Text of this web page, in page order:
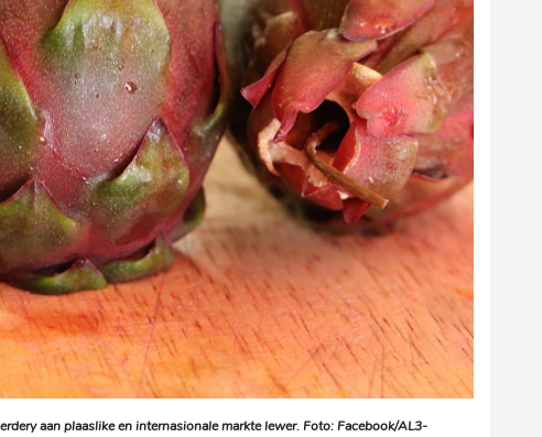
aan plaaslike en internasionale markte lewer. Foto: Facebook/AL3-